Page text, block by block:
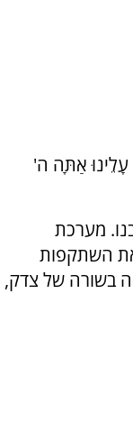
עָלֵינוּ אַתָּה ה'
מערכת
השתקפות
בשורה של צדק,